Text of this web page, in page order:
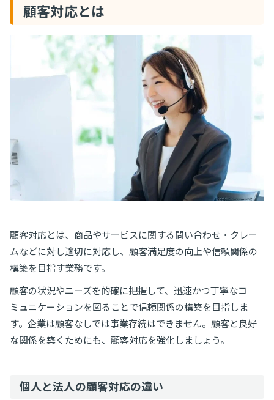
顧客対応とは
顧客対応とは、商品やサービスに関する問い合わせ・クレー
ムなどに対し適切に対応し、顧客満足度の向上や信頼関係の
構築を目指す業務です。
顧客の状況やニーズを的確に把握して、迅速かつ丁寧なコ
ミュニケーションを図ることで信頼関係の構築を目指しま
す。企業は顧客なしでは事業存続はできません。顧客と良好
な関係を築くためにも、顧客対応を強化しましょう。
個人と法人の顧客対応の違い